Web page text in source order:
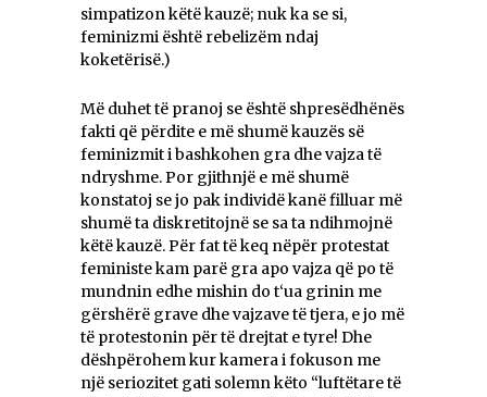
simpatizon këtë kauzë; nuk ka se si,
feminizmi është rebelizëm ndaj
koketërisë.)
Më duhet të pranoj se është shpresëdhënës
fakti që përdite e më shumë kauzës së
feminizmit i bashkohen gra dhe vajza të
ndryshme. Por gjithnjë e më shumë
konstatoj se jo pak individë kanë filluar më
shumë ta diskretitojnë se sa ta ndihmojnë
këtë kauzë. Për fat të keq nëpër protestat
feministe kam parë gra apo vajza që po të
mundnin edhe mishin do t‘ua grinin me
gërshërë grave dhe vajzave të tjera, e jo më
të protestonin për të drejtat e tyre! Dhe
dëshpërohem kur kamera i fokuson me
një seriozitet gati solemn këto “luftëtare të